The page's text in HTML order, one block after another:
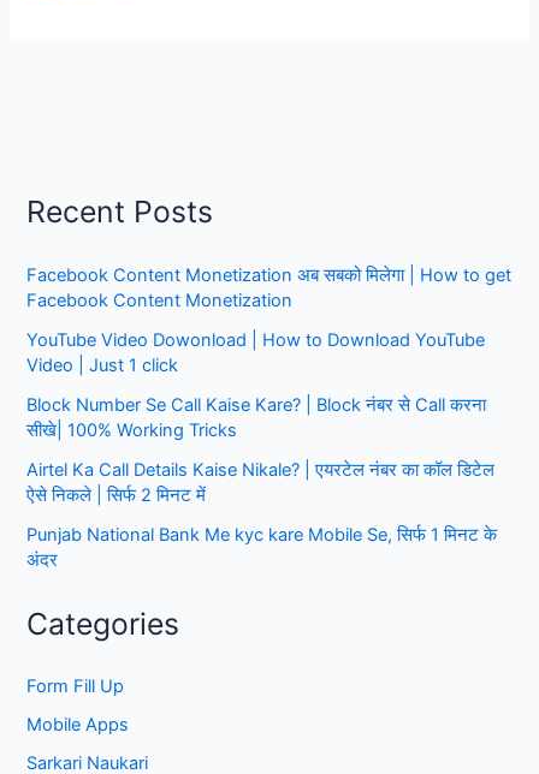
एटीएम
कैसे
भरते
हैं|
Step
Step
Recent Posts
Facebook Content Monetization अब सबको मिलेगा | How to get
Facebook Content Monetization
YouTube Video Dowonload | How to Download YouTube
Video | Just 1 click
Block Number Se Call Kaise Kare? | Block नंबर से Call करना
सीखे| 100% Working Tricks
Airtel Ka Call Details Kaise Nikale? | एयरटेल नंबर का कॉल डिटेल
ऐसे निकले | सिर्फ 2 मिनट में
Punjab National Bank Me kyc kare Mobile Se, सिर्फ 1 मिनट के
अंदर
Categories
Form Fill Up
Mobile Apps
Sarkari Naukari